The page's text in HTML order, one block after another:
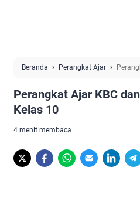
Beranda Perangkat Ajar
Perangkat Ajar KBC
Kelas 10
4 menit membaca